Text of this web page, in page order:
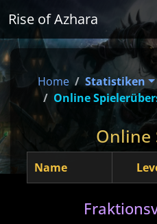
Rise of Azhara
Home
Statistiken
Online
Online
Name